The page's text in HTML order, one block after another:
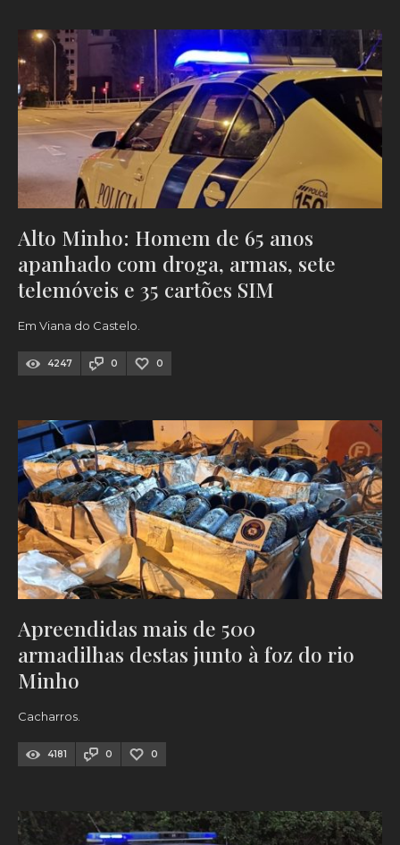
Alto Minho: Homem de 65 anos
apanhado com droga, armas, sete
telemóveis e 35 cartões SIM
Em Viana do Castelo.
4247 0 0
Apreendidas mais de 500
armadilhas destas junto à foz do rio
Minho
Cacharros.
4181 0 0